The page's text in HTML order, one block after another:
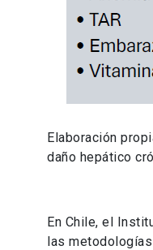
Elaboración
daño hepático
En Chile, el
las